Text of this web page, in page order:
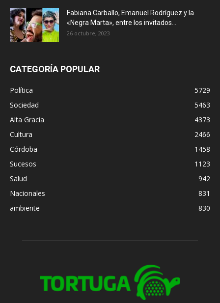
Fabiana Carballo, Emanuel Rodríguez y la
«Negra Marta», entre los invitados...
26 octubre, 2023
CATEGORÍA POPULAR
Política
5729
Sociedad
5463
Alta Gracia
4373
Cultura
2466
Córdoba
1458
Sucesos
1123
Salud
942
Nacionales
831
ambiente
830